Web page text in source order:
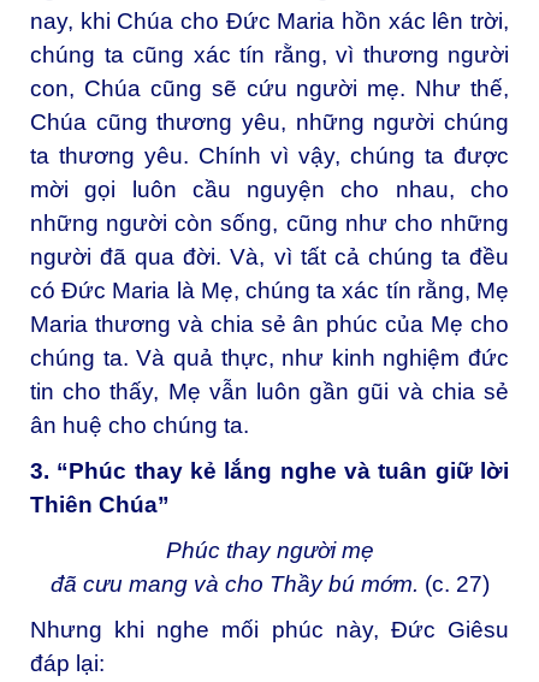
nay, khi Chúa cho Đức Maria hồn xác lên trời,
chúng ta cũng xác tín rằng, vì thương người
con, Chúa cũng sẽ cứu người mẹ. Như thế,
Chúa cũng thương yêu, những người chúng
ta thương yêu. Chính vì vậy, chúng ta được
mời gọi luôn cầu nguyện cho nhau, cho
những người còn sống, cũng như cho những
người đã qua đời. Và, vì tất cả chúng ta đều
có Đức Maria là Mẹ, chúng ta xác tín rằng, Mẹ
Maria thương và chia sẻ ân phúc của Mẹ cho
chúng ta. Và quả thực, như kinh nghiệm đức
tin cho thấy, Mẹ vẫn luôn gần gũi và chia sẻ
ân huệ cho chúng ta.
3. “Phúc thay kẻ lắng nghe và tuân giữ lời
Thiên Chúa”
Phúc thay người mẹ
đã cưu mang và cho Thầy bú mớm. (c. 27)
Nhưng khi nghe mối phúc này, Đức Giêsu
đáp lại: